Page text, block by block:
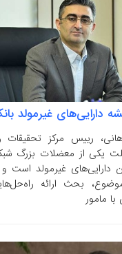
دارایی‌های غیرمولد
رییس مرکز
یکی از معضلات بزرگ
دارایی‌­های غیرمولد است و
بحث ارائه
مامور